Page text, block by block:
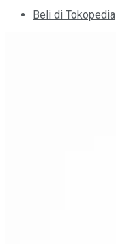
Beli di Tokopedia